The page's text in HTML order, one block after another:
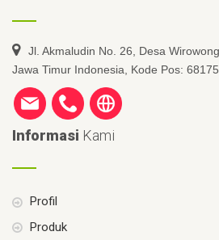
Jl. Akmaludin No. 26, Desa
Jawa Timur Indonesia, Kode Pos: 68175
Informasi Kami
Profil
Produk